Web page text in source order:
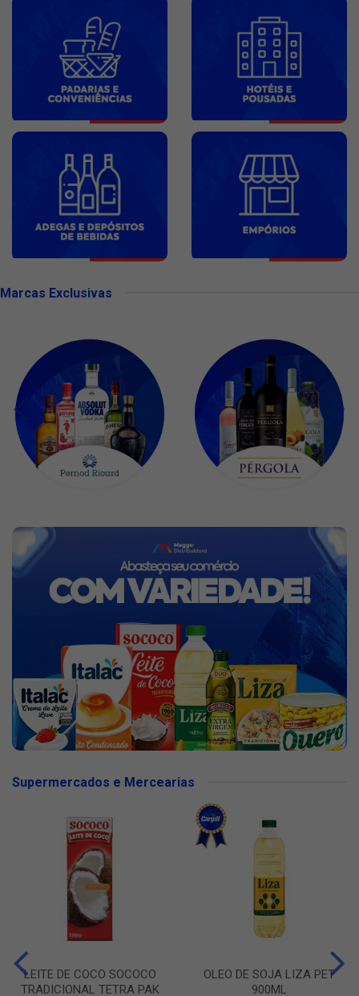
Marcas Exclusivas
Supermercados e Mercearias
LEITE DE COCO SOCOCO
TRADICIONAL TETRA PAK
OLEO DE SOJA LIZA PET
900ML